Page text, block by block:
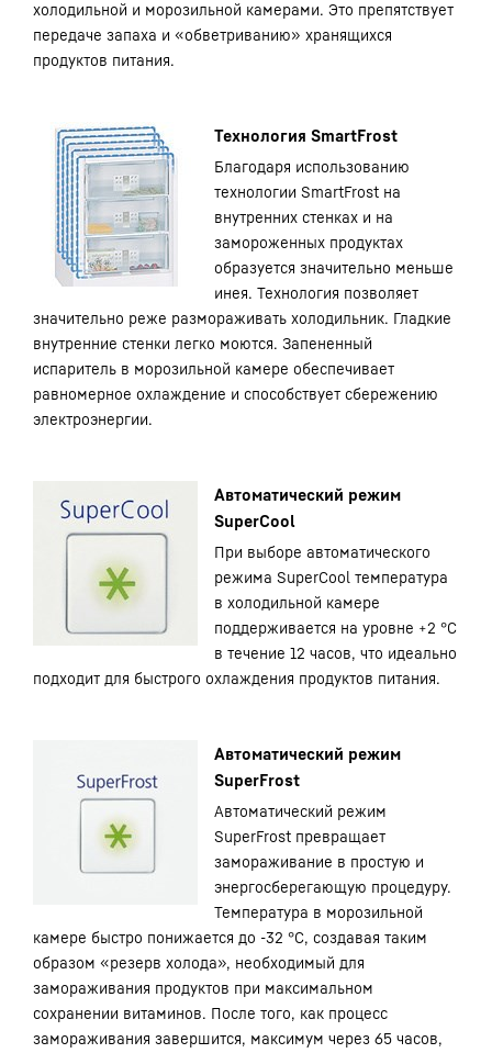
холодильной и морозильной камерами. Это препятствует
передаче запаха и «обветриванию» хранящихся
продуктов питания.
Технология SmartFrost
Благодаря использованию
технологии SmartFrost на
внутренних стенках и на
замороженных продуктах
образуется значительно меньше
инея. Технология позволяет
значительно реже размораживать холодильник. Гладкие
внутренние стенки легко моются. Запененный
испаритель в морозильной камере обеспечивает
равномерное охлаждение и способствует сбережению
электроэнергии.
Автоматический режим
SuperCool
При выборе автоматического
режима SuperCool температура
в холодильной камере
поддерживается на уровне +2 °С
в течение 12 часов, что идеально
подходит для быстрого охлаждения продуктов питания.
Автоматический режим
SuperFrost
Автоматический режим
SuperFrost превращает
замораживание в простую и
энергосберегающую процедуру.
Температура в морозильной
камере быстро понижается до -32 °С, создавая таким
образом «резерв холода», необходимый для
замораживания продуктов при максимальном
сохранении витаминов. После того, как процесс
замораживания завершится, максимум через 65 часов,